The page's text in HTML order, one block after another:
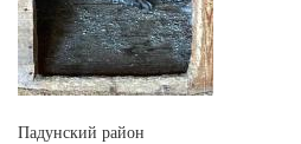
Падунский район